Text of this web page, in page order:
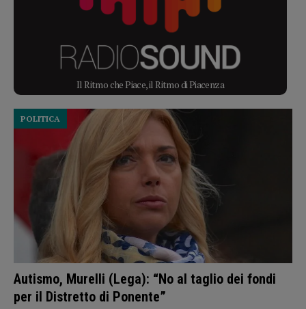
Il Ritmo che Piace, il Ritmo di Piacenza
Autismo, Murelli (Lega): “No al taglio dei fondi
per il Distretto di Ponente”
POLITICA